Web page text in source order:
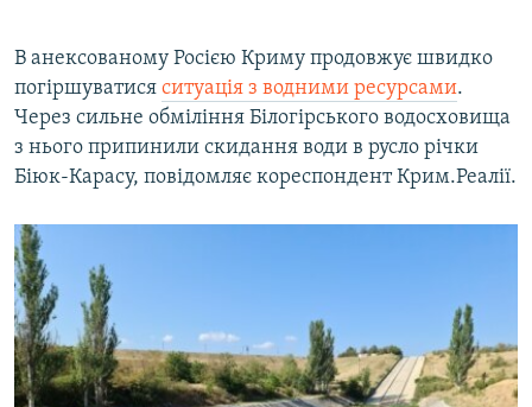
Усі сайти RFE/RL
В анексованому Росією Криму продовжує швидко
погіршуватися ситуація з водними ресурсами.
Через сильне обміління Білогірського водосховища
з нього припинили скидання води в русло річки
Біюк-Карасу, повідомляє кореспондент Крим.Реалії.